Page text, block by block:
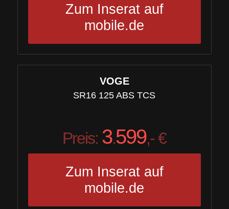
Zum Inserat auf
mobile.de
VOGE
SR16 125 ABS TCS
Preis: 3.599,- €
Zum Inserat auf
mobile.de